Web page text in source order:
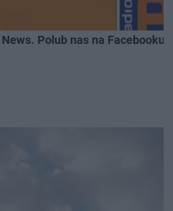
Polub nas na Facebooku!